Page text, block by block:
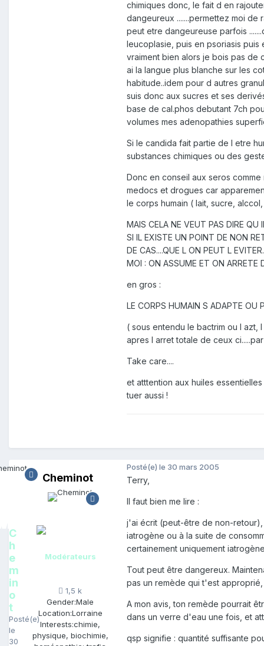
chimiques donc, le fait d en
dangeureux .......permettez moi
peut etre dangeureuse parfois
leucoplasie, puis en psoriasis
vraiment bien alors je bois pas de
ai la langue plus blanche sur les
habitude..idem pour d autres
suis donc aux sucres et ses
base de cal.phos debutant 7ch
volumes mes adenopathies
Si le candida fait partie de l etre
substances chimiques ou des
Donc en conseil aux seros
medocs et drogues car
le corps humain ( lait, sucre, alccol,
MAIS CELA NE VEUT PAS DIRE QU
SI IL EXISTE UN POINT DE NON
DE CAS....QUE L ON PEUT L
MOI : ON ASSUME ET ON ARRETE
en gros :
LE CORPS HUMAIN S ADAPTE OU
( sous entendu le bactrim ou l azt,
apres l arret totale de ceux
Take care....
et atttention aux huiles
tuer aussi !
C
h
e
m
in
o
t
Posté(e)
le
30
Cheminot
Modérateurs
1,5 k
Gender:Male
Location:Lorraine
Interests:chimie,
physique, biochimie,
Posté(e) le 30 mars 2005
Terry,
Il faut bien me lire :
j'ai écrit (peut-être de non-
iatrogène ou à la suite de
certainement uniquement
Tout peut être dangereux.
pas un remède qui t'est
A mon avis, ton remède pourrait
dans un verre d'eau une fois, et
qsp signifie : quantité suffisante